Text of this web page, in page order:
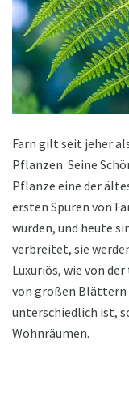
Farn gilt seit jeher
Pflanzen. Seine
Pflanze eine der
ersten Spuren von
wurden, und heute
verbreitet, sie
Luxuriös, wie von
von großen Blättern
unterschiedlich ist,
Wohnräumen.